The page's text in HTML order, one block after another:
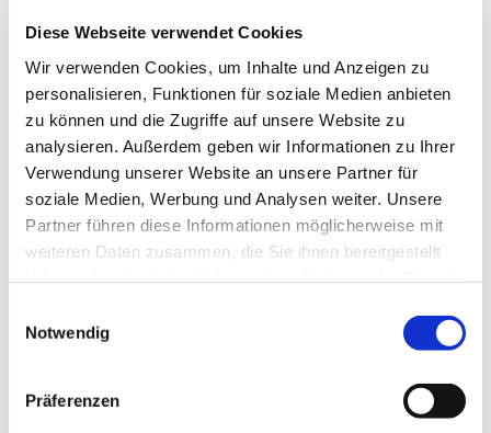
Diese Webseite verwendet Cookies
Wir verwenden Cookies, um Inhalte und Anzeigen zu
personalisieren, Funktionen für soziale Medien anbieten
zu können und die Zugriffe auf unsere Website zu
analysieren. Außerdem geben wir Informationen zu Ihrer
Verwendung unserer Website an unsere Partner für
soziale Medien, Werbung und Analysen weiter. Unsere
Partner führen diese Informationen möglicherweise mit
weiteren Daten zusammen, die Sie ihnen bereitgestellt
Notwendig
Präferenzen